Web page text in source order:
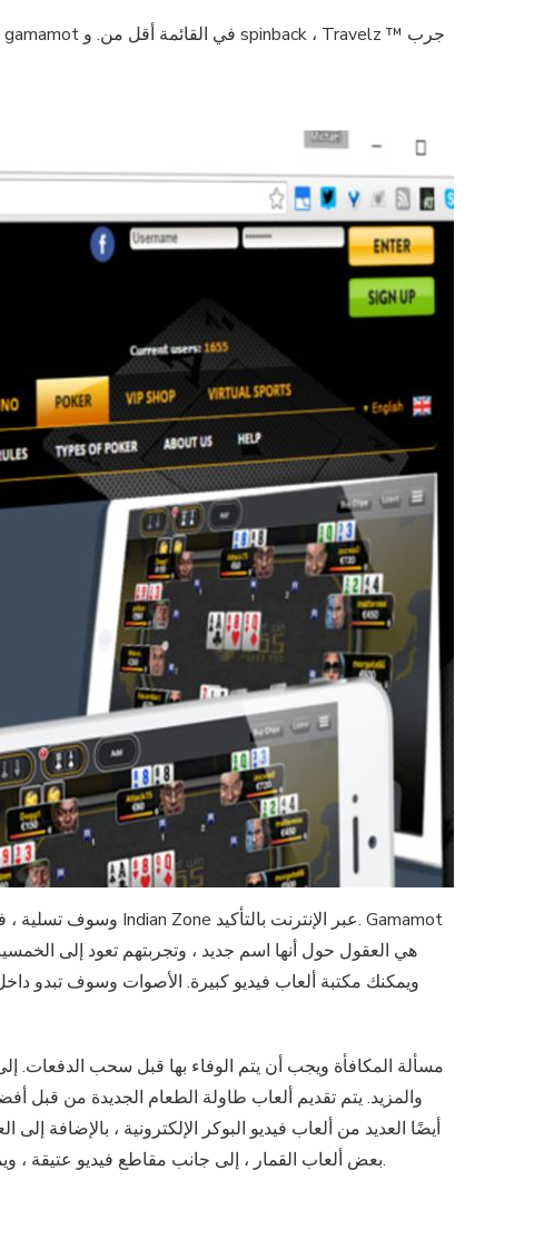
في ذلك الرافعات على أرقى ، Deuces Wild ، ويمكنك Joker Web Boker. يوفر Wild Local Casino بعض ألعاب القمار ، إلى جانب مقاطع فيديو عتيقة ، ويمكنك منافذ ثلاثية الأبعاد.